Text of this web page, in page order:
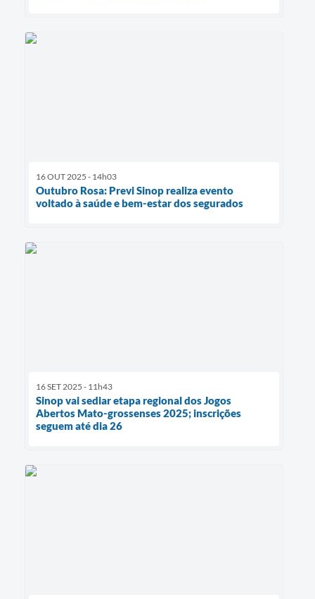
16 OUT 2025 - 14h03
Outubro Rosa: Previ Sinop realiza evento
voltado à saúde e bem-estar dos segurados
16 SET 2025 - 11h43
Sinop vai sediar etapa regional dos Jogos
Abertos Mato-grossenses 2025; inscrições
seguem até dia 26